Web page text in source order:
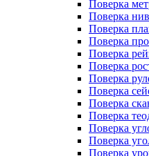
Поверка
Поверка
Поверка
Поверка
Поверка
Поверка
Поверка
Поверка
Поверка
Поверка
Поверка
Поверка
Поверка